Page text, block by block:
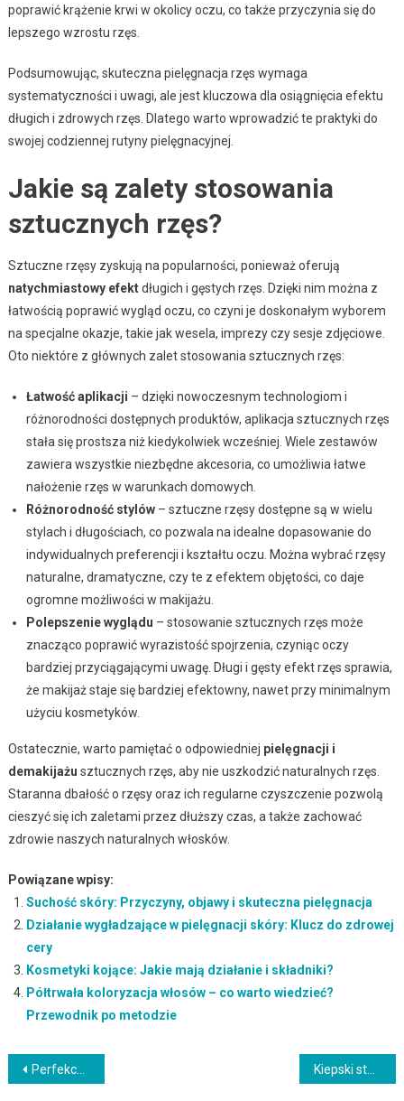
poprawić krążenie krwi w okolicy oczu, co także przyczynia się do
lepszego wzrostu rzęs.
Podsumowując, skuteczna pielęgnacja rzęs wymaga
systematyczności i uwagi, ale jest kluczowa dla osiągnięcia efektu
długich i zdrowych rzęs. Dlatego warto wprowadzić te praktyki do
swojej codziennej rutyny pielęgnacyjnej.
Jakie są zalety stosowania
sztucznych rzęs?
Sztuczne rzęsy zyskują na popularności, ponieważ oferują
natychmiastowy efektdługich i gęstych rzęs. Dzięki nim można z
łatwością poprawić wygląd oczu, co czyni je doskonałym wyborem
na specjalne okazje, takie jak wesela, imprezy czy sesje zdjęciowe.
Oto niektóre z głównych zalet stosowania sztucznych rzęs:
Łatwość aplikacji – dzięki nowoczesnym technologiom i
różnorodności dostępnych produktów, aplikacja sztucznych rzęs
stała się prostsza niż kiedykolwiek wcześniej. Wiele zestawów
zawiera wszystkie niezbędne akcesoria, co umożliwia łatwe
nałożenie rzęs w warunkach domowych.
Różnorodność stylów– sztuczne rzęsy dostępne są w wielu
stylach i długościach, co pozwala na idealne dopasowanie do
indywidualnych preferencji i kształtu oczu. Można wybrać rzęsy
naturalne, dramatyczne, czy te z efektem objętości, co daje
ogromne możliwości w makijażu.
Polepszenie wyglądu – stosowanie sztucznych rzęs może
znacząco poprawić wyrazistość spojrzenia, czyniąc oczy
bardziej przyciągającymi uwagę. Długi i gęsty efekt rzęs sprawia,
że makijaż staje się bardziej efektowny, nawet przy minimalnym
użyciu kosmetyków.
Ostatecznie, warto pamiętać o odpowiedniej pielęgnacji i
demakijażu sztucznych rzęs, aby nie uszkodzić naturalnych rzęs.
Staranna dbałość o rzęsy oraz ich regularne czyszczenie pozwolą
cieszyć się ich zaletami przez dłuższy czas, a także zachować
zdrowie naszych naturalnych włosków.
Powiązane wpisy:
Suchość skóry: Przyczyny, objawy i skuteczna pielęgnacja
Działanie wygładzające w pielęgnacji skóry: Klucz do zdrowej
cery
Kosmetyki kojące: Jakie mają działanie i składniki?
Półtrwała koloryzacja włosów – co warto wiedzieć?
Przewodnik po metodzie
Nawigacja
Perfekcyjne usta: jak osiągnąć trwały efekt wypełnienia? Kiepski stan włosów – jakie badania warto zrobić?